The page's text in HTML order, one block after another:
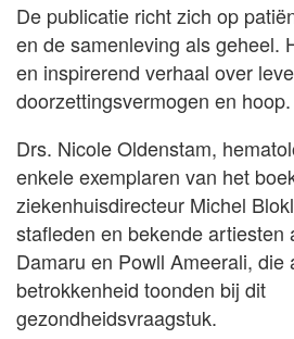
De publicatie richt zich op
en de samenleving als geheel.
en inspirerend verhaal over
doorzettingsvermogen en hoop.
Drs. Nicole Oldenstam,
enkele exemplaren van het
ziekenhuisdirecteur Michel
stafleden en bekende artiesten
Damaru en Powll Ameerali, die
betrokkenheid toonden bij dit
gezondheidsvraagstuk.